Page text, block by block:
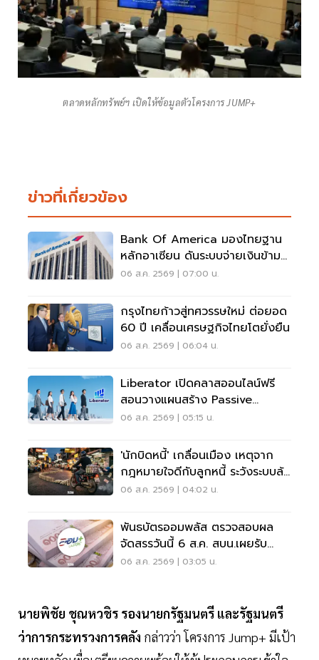
ตลาดหลักทรัพย์ฯ เปิดให้ข้อมูลตัวโครงการ JUMP+
ข่าวที่เกี่ยวข้อง
Bank Of America มองไทยฐาน
หลักอาเซียน ดันระบบจ่ายเงินข้าม
พรมแดนเรียลไทม์
06 ส.ค. 2569 | 07:00 น.
กรุงไทยก้าวสู่ทศวรรษใหม่ ต่อยอด
60 ปี เคลื่อนเศรษฐกิจไทยโตยั่งยืน
06 ส.ค. 2569 | 06:04 น.
Liberator เปิดคลาสออนไลน์ฟรี
สอนวางแผนสร้าง Passive
Income
06 ส.ค. 2569 | 05:15 น.
'นักบิดหนี้' เกลื่อนเมือง เหตุจาก
กฎหมายใจดีกับลูกหนี้ ระวังระบบล้ม
เป็นโดมิโน่
06 ส.ค. 2569 | 04:02 น.
พันธบัตรออมพลัส ตรวจสอบผล
จัดสรรวันนี้ 6 ส.ค. สบน.เผยรับ
สูงสุด 117,000 บาท
06 ส.ค. 2569 | 03:05 น.
นายพิชัย ชุณหวชิร รองนายกรัฐมนตรี และรัฐมนตรี
ว่าการกระทรวงการคลัง กล่าวว่า โครงการ Jump+ มีเป้า